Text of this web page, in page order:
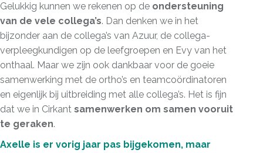
Gelukkig kunnen we rekenen op de ondersteuning
van de vele collega’s. Dan denken we in het
bijzonder aan de collega’s van Azuur, de collega-
verpleegkundigen op de leefgroepen en Evy van het
onthaal. Maar we zijn ook dankbaar voor de goeie
samenwerking met de ortho’s en teamcoördinatoren
en eigenlijk bij uitbreiding met alle collega’s. Het is fijn
dat we in Cirkant samenwerken om samen vooruit
te geraken.
Axelle is er vorig jaar pas bijgekomen, maar